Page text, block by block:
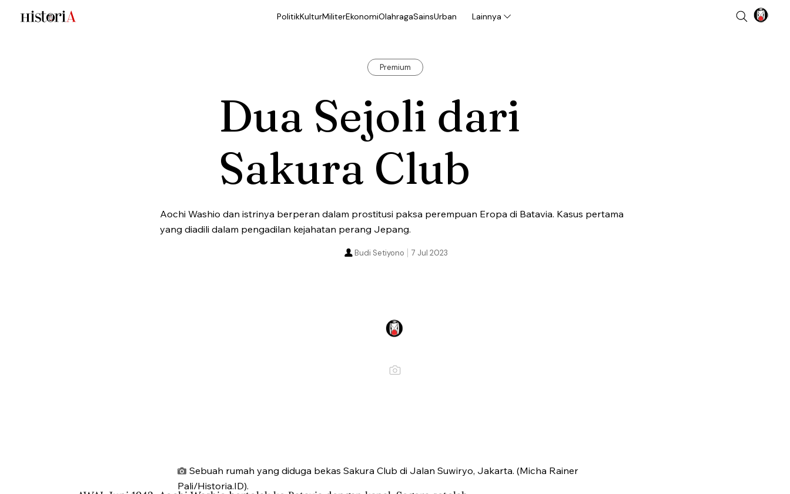
PolitikKulturMiliterEkonomiOlahragaSainsUrban Lainnya
Premium
Dua Sejoli dari
Sakura Club
Aochi Washio dan istrinya berperan dalam prostitusi paksa perempuan Eropa di Batavia. Kasus pertama
yang diadili dalam pengadilan kejahatan perang Jepang.
7 Jul 2023
Budi Setiyono
Sebuah rumah yang diduga bekas Sakura Club di Jalan Suwiryo, Jakarta. (Micha Rainer
Pali/Historia.ID).